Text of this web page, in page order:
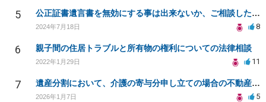
5 公正証書遺言書を無効にする事は出来ないか、ご相談したいです。
2024年7月18日 8
6 親子間の住居トラブルと所有物の権利についての法律相談
2022年1月29日 11
7 遺産分割において、介護の寄与分申し立ての場合の不動産査定について。
2026年1月7日 5